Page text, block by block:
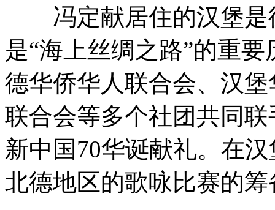
冯定献居住的汉堡是
是“海上丝绸之路”的重
德华侨华人联合会、汉
联合会等多个社团共同
新中国70华诞献礼。在
北德地区的歌咏比赛的